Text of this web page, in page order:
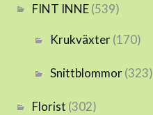
FINT INNE(539)
Krukväxter(170)
Snittblommor(323)
Florist (302)